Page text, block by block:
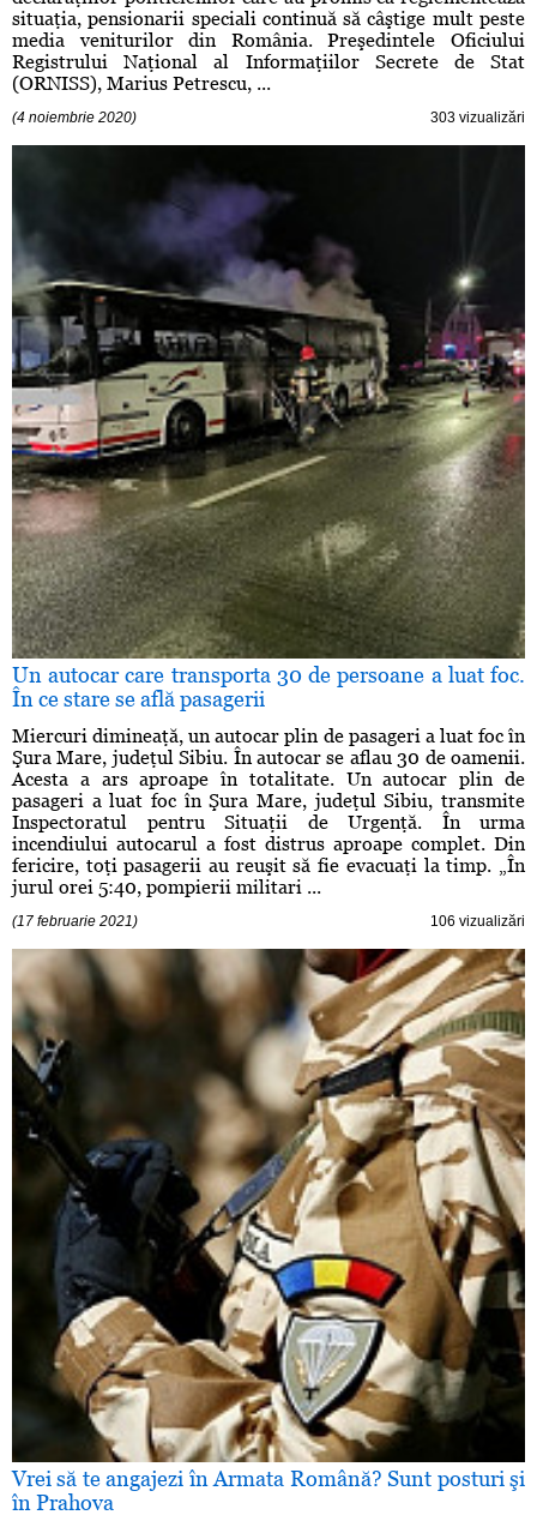
situaţia, pensionarii speciali continuă să câştige mult peste
media veniturilor din România. Preşedintele Oficiului
Registrului Naţional al Informaţiilor Secrete de Stat
(ORNISS), Marius Petrescu, ...
(4 noiembrie 2020) 303 vizualizări
Un autocar care transporta 30 de persoane a luat foc.
În ce stare se află pasagerii
Miercuri dimineaţă, un autocar plin de pasageri a luat foc în
Şura Mare, judeţul Sibiu. În autocar se aflau 30 de oamenii.
Acesta a ars aproape în totalitate. Un autocar plin de
pasageri a luat foc în Şura Mare, judeţul Sibiu, transmite
Inspectoratul pentru Situaţii de Urgenţă. În urma
incendiului autocarul a fost distrus aproape complet. Din
fericire, toţi pasagerii au reuşit să fie evacuaţi la timp. „În
jurul orei 5:40, pompierii militari ...
(17 februarie 2021) 106 vizualizări
Vrei să te angajezi în Armata Română? Sunt posturi şi
în Prahova